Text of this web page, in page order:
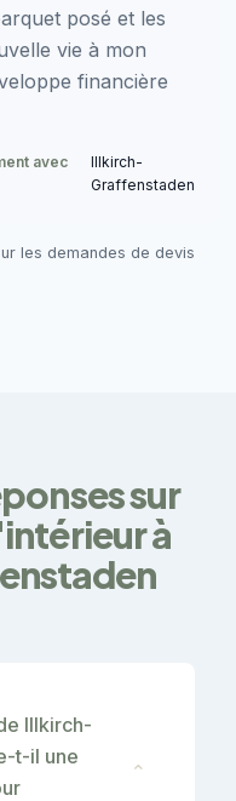
posé et les
vie à mon
financière
avec
Illkirch-
Graffenstaden
les demandes de devis
sur
à
Illkirch-
t-il une
⌄